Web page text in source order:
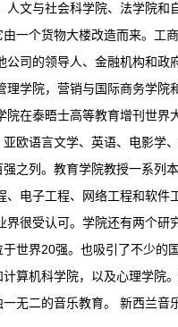
文与社会科学院、法学院和
一个货物大楼改造而来。 工
司的领导人、金融机构和政
理学院，营销与国际商务学院
院在泰晤士高等教育增刊世界
亚欧语言文学、英语、电影学
之列。 教育学院教授一系列
电子工程、网络工程和软件
界很受认可。学院还有两个
世界20强。也吸引了不少的
算机科学院，以及心理学院。
无二的音乐教育。 新西兰音